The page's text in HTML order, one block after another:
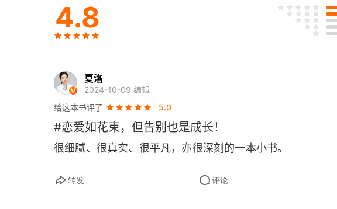
9
11
12
13
15
4.8
夏洛
2024-10-09 编辑
给这本书评了
5.0
#恋爱如花束，但告别也是成长！
很细腻、很真实、很平凡，亦很深刻的一本小书。
转发 评论